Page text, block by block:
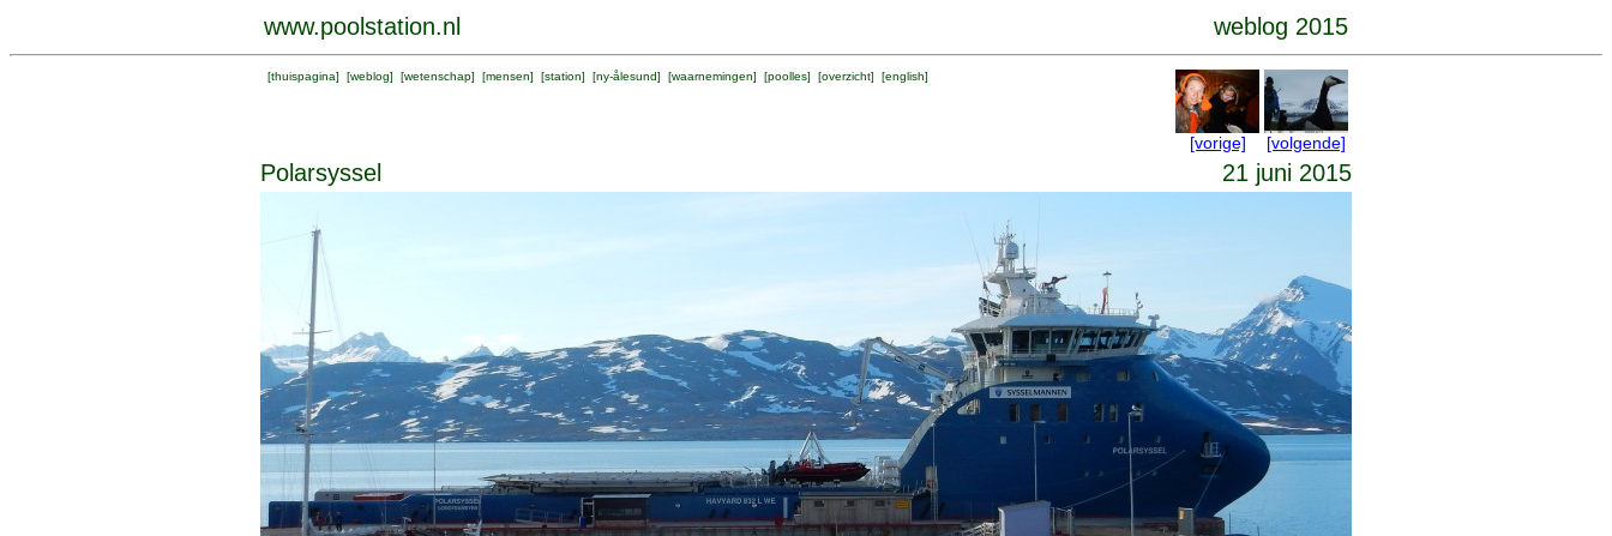
www.poolstation.nl weblog 2015
[thuispagina] [weblog] [wetenschap] [mensen] [station] [ny-ålesund] [waarnemingen] [poolles] [overzicht] [english]
[vorige] [volgende]
Polarsyssel 21 juni 2015